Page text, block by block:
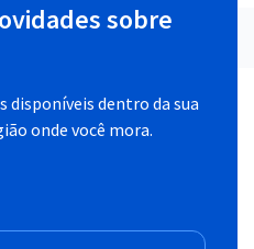
sobre
disponíveis dentro da sua
onde você mora.